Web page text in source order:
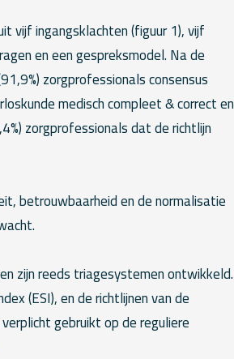
vijf ingangsklachten (figuur 1), vijf
en een gespreksmodel. Na de
zorgprofessionals consensus
medisch compleet & correct en
zorgprofessionals dat de richtlijn
betrouwbaarheid en de normalisatie
zijn reeds triagesystemen ontwikkeld.
(ESI), en de richtlijnen van de
gebruikt op de reguliere